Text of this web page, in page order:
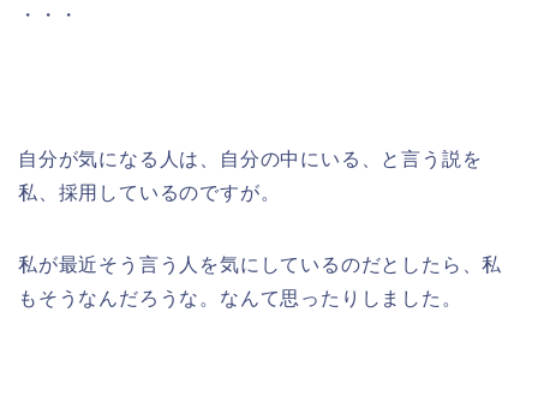
・・・
自分が気になる人は、自分の中にいる、と言う説を
私、採用しているのですが。
私が最近そう言う人を気にしているのだとしたら、私
もそうなんだろうな。なんて思ったりしました。